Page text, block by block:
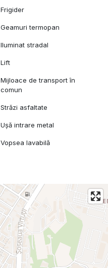
Frigider
Geamuri termopan
Iluminat stradal
Lift
Mijloace de transport în
comun
Străzi asfaltate
Ușă intrare metal
Vopsea lavabilă